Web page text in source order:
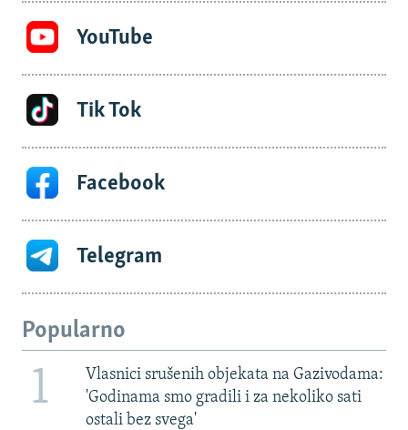
YouTube
Tik Tok
Facebook
Telegram
Popularno
1
Vlasnici srušenih objekata na Gazivodama:
'Godinama smo gradili i za nekoliko sati
ostali bez svega'